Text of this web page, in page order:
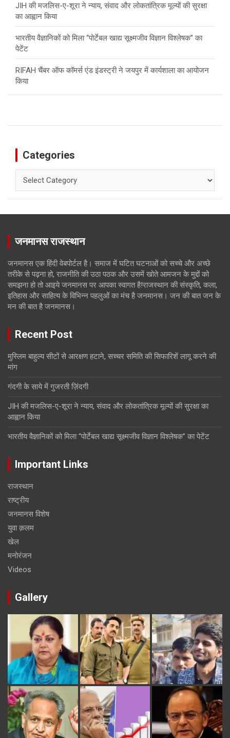
JIH की मजलिस-ए-शूरा ने न्याय, संवाद और लोकतांत्रिक मूल्यों की सुरक्षा
का आह्वान किया
भारतीय वैज्ञानिकों को मिला “पोर्टेबल खाद्य सूक्ष्मजीव विज्ञान विश्लेषक” का
पेटेंट
RIFAH चैंबर ऑफ कॉमर्स एंड इंडस्ट्री ने जयपुर में कार्यशाला का आयोजन
किया
Categories
जनमानस राजस्थान
जनमानस एक हिंदी वेबपोर्टल है। समाज में घटित घटनाओं को सच्चे और अच्छे
तरीके से पढ़ना हो, राजनीति की उठा पठक और उसमें खोते आमजन के मुद्दों को
समझना हो तो आइये जनमानस पर आपका स्वागत है!राजस्थान की संस्कृति, कला,
इतिहास और साहित्य के विभिन्न पहलुओं का मंच है जनमानस। जन की बात जन के
मन की बात है जनमानस।
Recent Post
मुस्लिम बाहुल्य सीटों से आरक्षण हटाने, सच्चर समिति की सिफारिशें लागू करने की
मांग
गंदगी के साये में गुजरती ज़िंदगी
JIH की मजलिस-ए-शूरा ने न्याय, संवाद और लोकतांत्रिक मूल्यों की सुरक्षा का
आह्वान किया
भारतीय वैज्ञानिकों को मिला “पोर्टेबल खाद्य सूक्ष्मजीव विज्ञान विश्लेषक” का पेटेंट
Important Links
राजस्थान
राष्ट्रीय
जनमानस विशेष
युवा क़लम
खेल
मनोरंजन
Videos
Gallery